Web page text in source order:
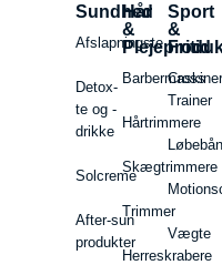
Sundhed
Afslapningste
Detox-
te og -
drikke
Solcreme
After-sun
produkter
Hår
&
Hårtrimmere
Skægtrimmere
Trimmer
Herreskrabere
Sport
&
Fritid
Cross
Trainer
Vægte